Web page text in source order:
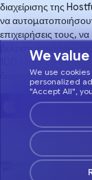
We
We use
personalized
"Accept All",
διαχείρισης της
να
επιχειρήσεις τους,
βελτιστοποιήσουν
100 ενσωματώσεις,
διαχειρίσιμη.
© 2026